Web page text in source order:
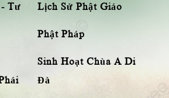
Tư
Lịch Sử Phật Giáo
Phật Pháp
Sinh Hoạt Chùa A Di
Đà